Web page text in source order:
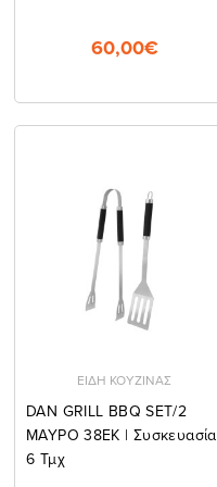
60,00€
ΕΙΔΗ ΚΟΥΖΙΝΑΣ
DAN GRILL BBQ SET/2
ΜΑΥΡΟ 38EK | Συσκευασία
6 Τμχ